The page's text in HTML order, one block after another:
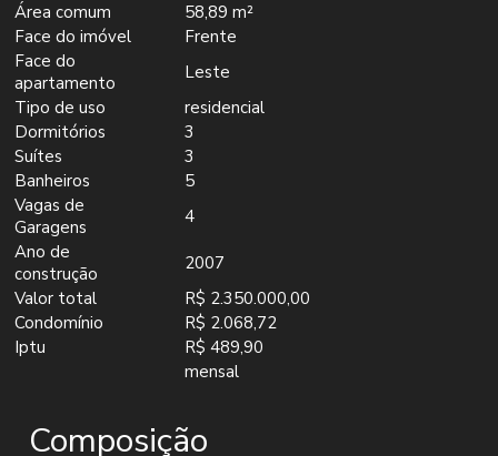
Área comum
58,89 m²
Face do imóvel
Frente
Face do
apartamento
Leste
Tipo de uso
residencial
Dormitórios
3
Suítes
3
Banheiros
5
Vagas de
Garagens
4
Ano de
construção
2007
Valor total
R$ 2.350.000,00
Condomínio
R$ 2.068,72
Iptu
R$ 489,90
mensal
Composição